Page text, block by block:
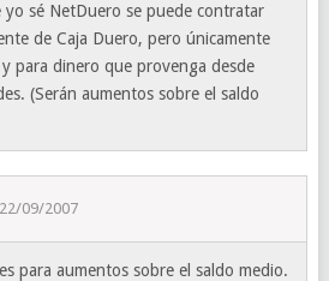
yo sé NetDuero se puede contratar
de Caja Duero, pero únicamente
para dinero que provenga desde
(Serán aumentos sobre el saldo
22/09/2007
para aumentos sobre el saldo medio.